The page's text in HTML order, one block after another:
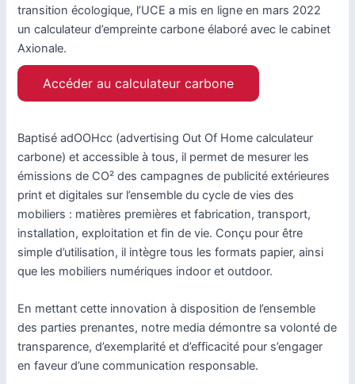
transition écologique, l’UCE a mis en ligne en mars 2022
un calculateur d’empreinte carbone élaboré avec le cabinet
Axionale.
Accéder au calculateur carbone
Baptisé adOOHcc (advertising Out Of Home calculateur
carbone) et accessible à tous, il permet de mesurer les
émissions de CO² des campagnes de publicité extérieures
print et digitales sur l’ensemble du cycle de vies des
mobiliers : matières premières et fabrication, transport,
installation, exploitation et fin de vie. Conçu pour être
simple d’utilisation, il intègre tous les formats papier, ainsi
que les mobiliers numériques indoor et outdoor.
En mettant cette innovation à disposition de l’ensemble
des parties prenantes, notre media démontre sa volonté de
transparence, d’exemplarité et d’efficacité pour s’engager
en faveur d’une communication responsable.